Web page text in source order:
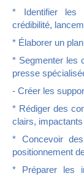
* Identifier les
crédibilité,
* Élaborer un
* Segmenter les
presse
- Créer les
* Rédiger des
clairs,
* Concevoir
positionnement
* Préparer les